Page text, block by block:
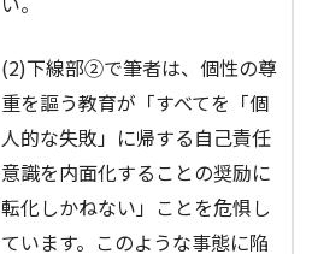
(2)下線部②で筆者は、個性の尊
重を謳う教育が「すべてを「個
人的な失敗」に帰する自己責任
意識を内面化することの奨励に
転化しかねない」ことを危惧し
ています。このような事態に陥